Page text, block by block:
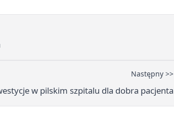
Następny >>
w pilskim szpitalu dla dobra pacjenta